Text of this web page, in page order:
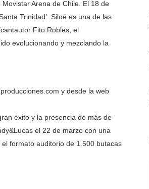
Arena de Chile. El 18 de
Trinidad’. Siloé es una de las
Fito Robles, el
evolucionando y mezclando la
y desde la web
éxito y la presencia de más de
el 22 de marzo con una
formato auditorio de 1.500 butacas